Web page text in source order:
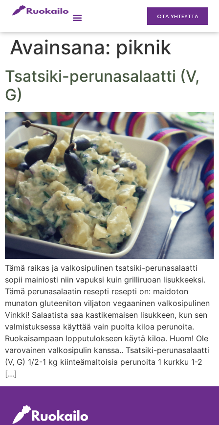
OTA YHTEYTTÄ
Avainsana: piknik
Tsatsiki-perunasalaatti (V,
G)
Tämä raikas ja valkosipulinen tsatsiki-perunasalaatti
sopii mainiosti niin vapuksi kuin grilliruoan lisukkeeksi.
Tämä perunasalaatin resepti resepti on: maidoton
munaton gluteeniton viljaton vegaaninen valkosipulinen
Vinkki! Salaatista saa kastikemaisen lisukkeen, kun sen
valmistuksessa käyttää vain puolta kiloa perunoita.
Ruokaisampaan lopputulokseen käytä kiloa. Huom! Ole
varovainen valkosipulin kanssa.. Tsatsiki-perunasalaatti
(V, G) 1/2-1 kg kiinteämaltoisia perunoita 1 kurkku 1-2
[…]